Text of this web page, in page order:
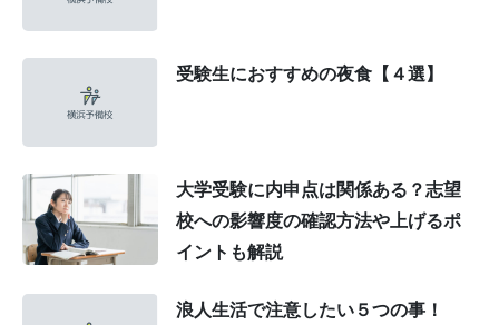
受験生におすすめの夜食【４選】
大学受験に内申点は関係ある？志望
校への影響度の確認方法や上げるポ
イントも解説
浪人生活で注意したい５つの事！